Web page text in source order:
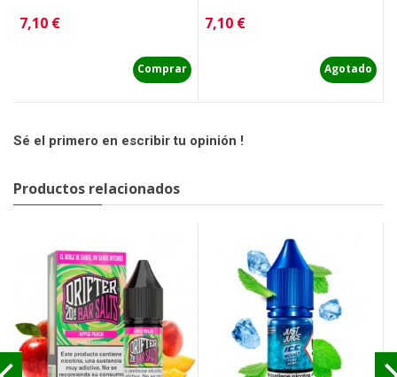
Precio
7,10 €
Comprar
Precio
7,10 €
Agotado
Sé el primero en escribir tu opinión !
Productos relacionados